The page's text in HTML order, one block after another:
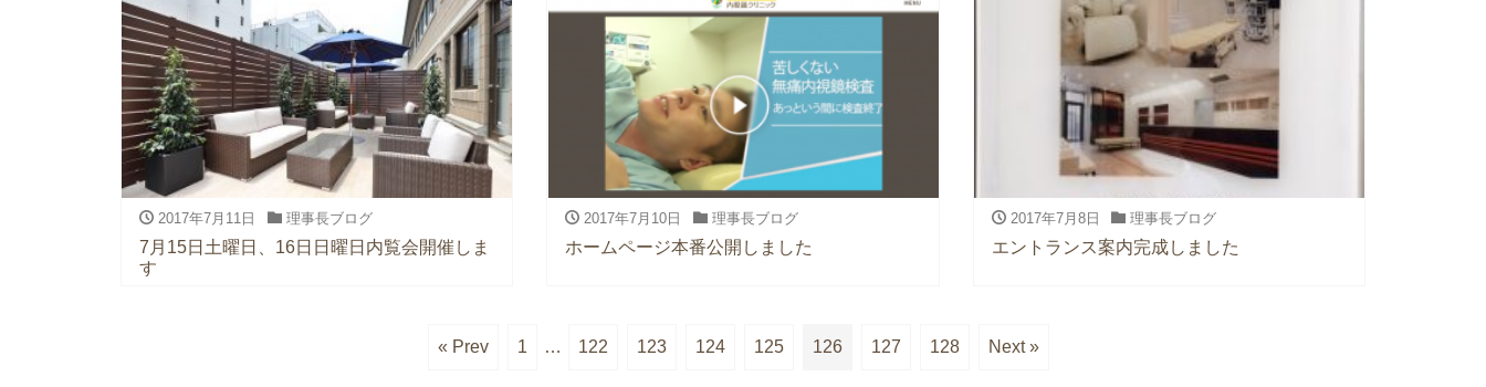
2017年7月11日 理事長ブログ
7月15日土曜日、16日日曜日内覧会開催しま
す
2017年7月10日 理事長ブログ
ホームページ本番公開しました
2017年7月8日 理事長ブログ
エントランス案内完成しました
« Prev 1 … 122 123 124 125 126 127 128 Next »